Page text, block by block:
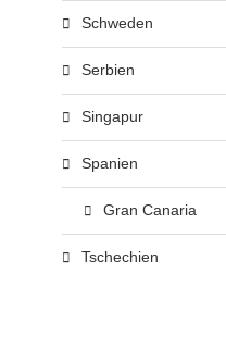
Schweden
Serbien
Singapur
Spanien
Gran Canaria
Tschechien